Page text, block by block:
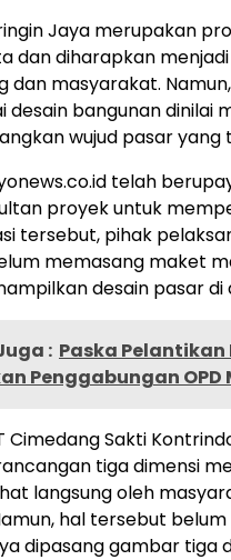
Jaya merupakan
dan diharapkan
dan masyarakat.
desain bangunan dinilai
wujud pasar
telah
proyek untuk
tersebut, pihak
memasang maket
desain pasar di
: Paska
Penggabungan
Cimedang Sakti
tiga dimensi
langsung oleh
hal tersebut
dipasang gambar tiga